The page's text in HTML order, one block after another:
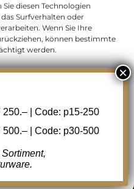
diesen Technologien
Surfverhalten oder
Wenn Sie Ihre
können bestimmte
werden.
GmbH | All Rights
Security Standards |
Facebook
250.– | Code: p15-250
500.– | Code: p30-500